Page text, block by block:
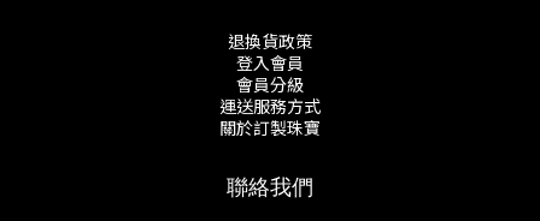
退換貨政策
登入會員
會員分級
運送服務方式
關於訂製珠寶
聯絡我們